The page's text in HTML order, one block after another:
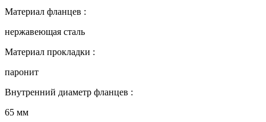
Материал фланцев :
нержавеющая сталь
Материал прокладки :
паронит
Внутренний диаметр фланцев :
65 мм